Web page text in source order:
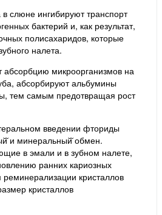
слюне ингибируют транспорт
бактерий и, как результат,
полисахаридов, которые
налета.
микроорганизмов на
абсорбируют альбумины
тем самым предотвращая рост
введении фториды
и минеральный̆ обмен.
в эмали и в зубном налете,
ранних кариозных
кристаллов
кристаллов